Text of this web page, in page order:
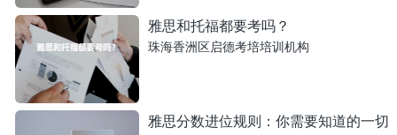
雅思和托福都要考吗？
珠海香洲区启德考培培训机构
雅思分数进位规则：你需要知道的一切